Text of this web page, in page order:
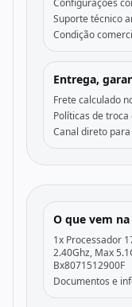
Configurações
Suporte técnico
Condição
Entrega,
Frete calculado
Políticas de
Canal direto
O que vem
1x Processador
2.40Ghz, Max
Bx8071512900F
Documentos e